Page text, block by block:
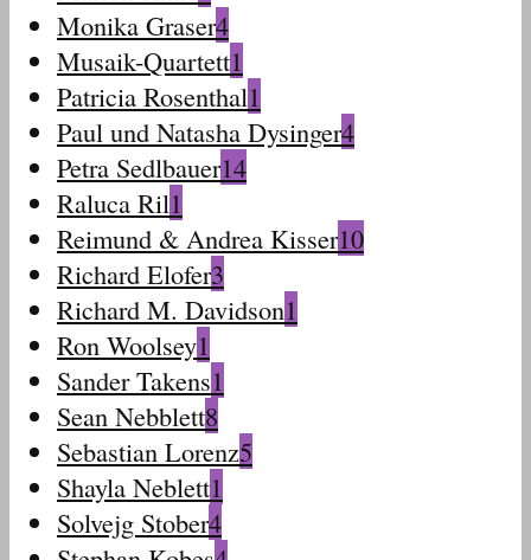
Monika Graser4
Musaik-Quartett1
Patricia Rosenthal1
Paul und Natasha Dysinger4
Petra Sedlbauer14
Raluca Ril1
Reimund & Andrea Kisser10
Richard Elofer3
Richard M. Davidson1
Ron Woolsey1
Sander Takens1
Sean Nebblett8
Sebastian Lorenz5
Shayla Neblett1
Solvejg Stober4